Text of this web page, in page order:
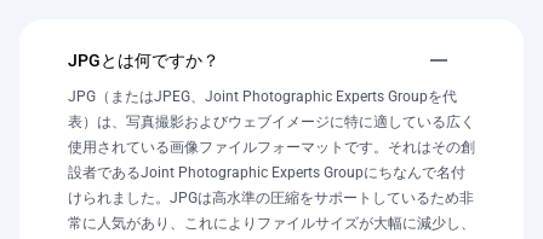
JPGとは何ですか？
JPG（またはJPEG、Joint Photographic Experts Groupを代
表）は、写真撮影およびウェブイメージに特に適している広く
使用されている画像ファイルフォーマットです。それはその創
設者であるJoint Photographic Experts Groupにちなんで名付
けられました。JPGは高水準の圧縮をサポートしているため非
常に人気があり、これによりファイルサイズが大幅に減少し、